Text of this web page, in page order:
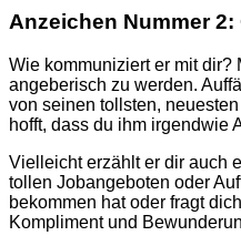
Anzeichen Nummer
Wie kommuniziert er mit dir?
angeberisch zu werden.
von seinen tollsten,
hofft, dass du ihm irgendwie
Vielleicht erzählt er dir auch
tollen Jobangeboten oder
bekommen hat oder fragt
Kompliment und